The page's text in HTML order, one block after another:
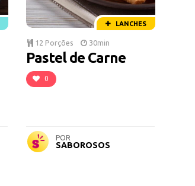
LANCHES
12 Porções 30min
Pastel de Carne
0
POR
SABOROSOS